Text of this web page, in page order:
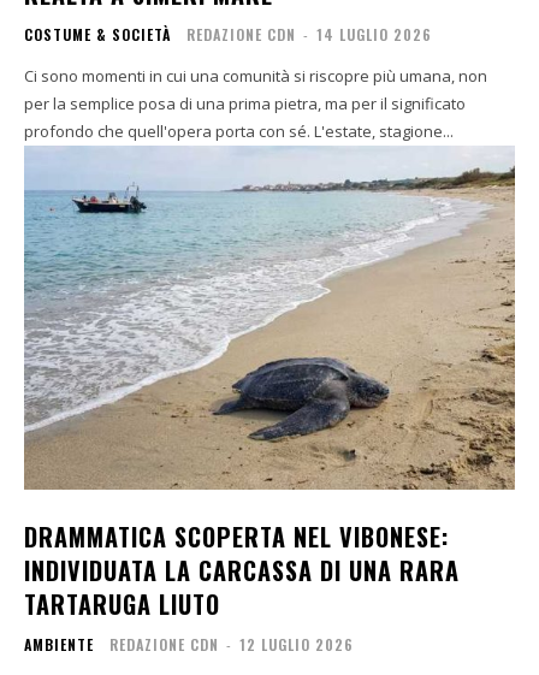
COSTUME & SOCIETÀ REDAZIONE CDN - 14 LUGLIO 2026
Ci sono momenti in cui una comunità si riscopre più umana, non
per la semplice posa di una prima pietra, ma per il significato
profondo che quell'opera porta con sé. L'estate, stagione...
DRAMMATICA SCOPERTA NEL VIBONESE:
INDIVIDUATA LA CARCASSA DI UNA RARA
TARTARUGA LIUTO
AMBIENTE REDAZIONE CDN - 12 LUGLIO 2026